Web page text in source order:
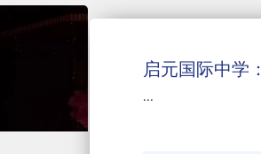
启元国际中学
...